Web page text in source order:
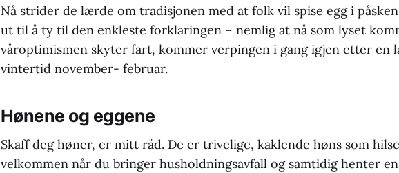
Nå strider de lærde om tradisjonen med at folk vil spise egg i
ut til å ty til den enkleste forklaringen – nemlig at nå som lyset
våroptimismen skyter fart, kommer verpingen i gang igjen etter en
vintertid november- februar.
Hønene og eggene
Skaff deg høner, er mitt råd. De er trivelige, kaklende høns som
velkommen når du bringer husholdningsavfall og samtidig henter